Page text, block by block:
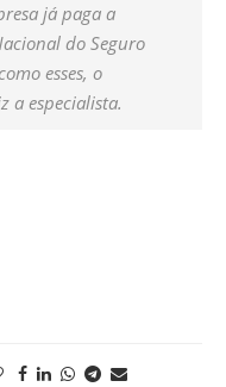
já paga a
do Seguro
esses, o
a especialista.